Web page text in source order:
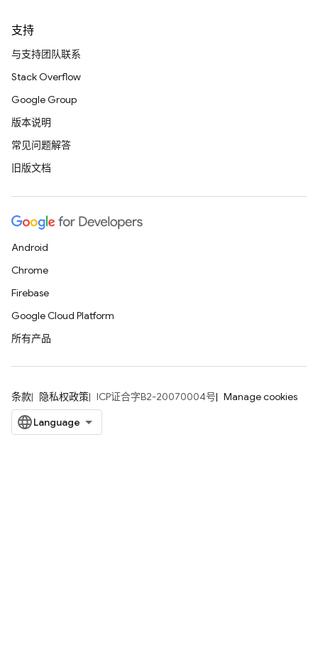
支持
与支持团队联系
Stack Overflow
Google Group
版本说明
常见问题解答
旧版文档
Android
Chrome
Firebase
Google Cloud Platform
所有产品
条款 隐私权政策 ICP证合字B2-20070004号 Manage cookies